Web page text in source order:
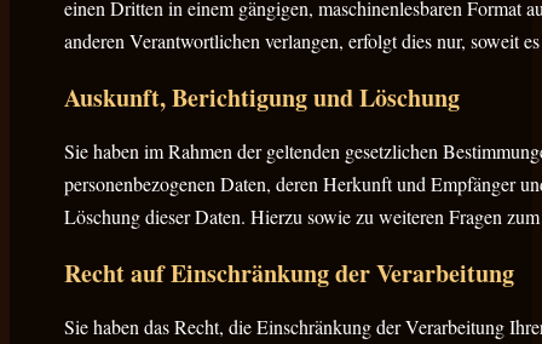
einen Dritten in einem gängigen, maschinenlesbaren Format
anderen Verantwortlichen verlangen, erfolgt dies nur, soweit
Auskunft, Berichtigung und Löschung
Sie haben im Rahmen der geltenden gesetzlichen
personenbezogenen Daten, deren Herkunft und Empfänger
Löschung dieser Daten. Hierzu sowie zu weiteren Fragen
Recht auf Einschränkung der Verarbeitung
Sie haben das Recht, die Einschränkung der Verarbeitung